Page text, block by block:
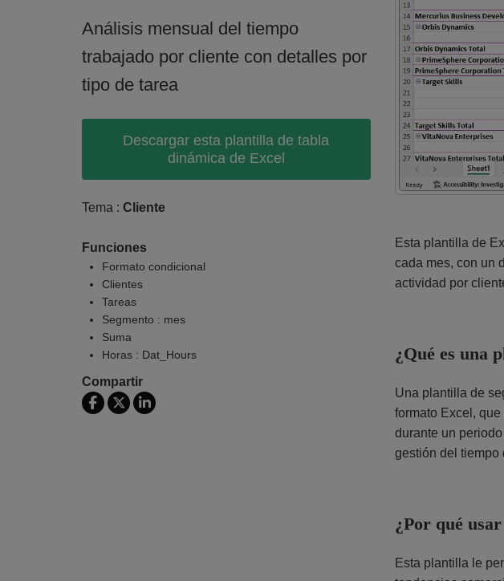
Análisis mensual del tiempo
trabajado por cliente con detalles por
tipo de tarea
Descargar esta plantilla de tabla
dinámica de Excel
Tema : Cliente
Funciones
Formato condicional
Clientes
Tareas
Segmento : mes
Suma
Horas : Dat_Hours
Compartir
Esta plantilla de
cada mes, con un
actividad por
¿Qué es una
Una plantilla de
formato Excel,
durante un
gestión del tiempo
¿Por qué
Esta plantilla le